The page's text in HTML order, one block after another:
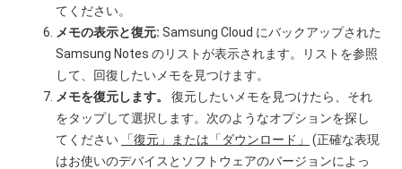
てください。
メモの表示と復元:Samsung Cloud にバックアップされた
Samsung Notes のリストが表示されます。リストを参照
して、回復したいメモを見つけます。
メモを復元します。
復元したいメモを見つけたら、それ
をタップして選択します。次のようなオプションを探し
てください
「復元」または「ダウンロード」
(正確な表現
はお使いのデバイスとソフトウェアのバージョンによっ